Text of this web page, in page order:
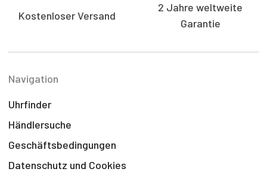
Kostenloser Versand
2 Jahre weltweite
Garantie
Navigation
Uhrfinder
Händlersuche
Geschäftsbedingungen
Datenschutz und Cookies